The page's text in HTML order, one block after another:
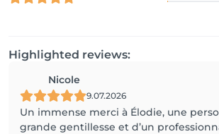
Highlighted reviews:
Nicole
9.07.2026
Un immense merci à Élodie, une
grande gentillesse et d’un